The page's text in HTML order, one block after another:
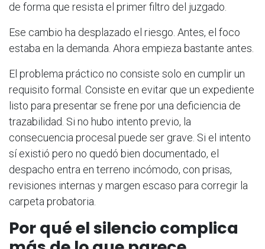
de forma que resista el primer filtro del juzgado.
Ese cambio ha desplazado el riesgo. Antes, el foco
estaba en la demanda. Ahora empieza bastante antes.
El problema práctico no consiste solo en cumplir un
requisito formal. Consiste en evitar que un expediente
listo para presentar se frene por una deficiencia de
trazabilidad. Si no hubo intento previo, la
consecuencia procesal puede ser grave. Si el intento
sí existió pero no quedó bien documentado, el
despacho entra en terreno incómodo, con prisas,
revisiones internas y margen escaso para corregir la
carpeta probatoria.
Por qué el silencio complica